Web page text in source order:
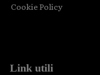
Cookie Policy
Link utili